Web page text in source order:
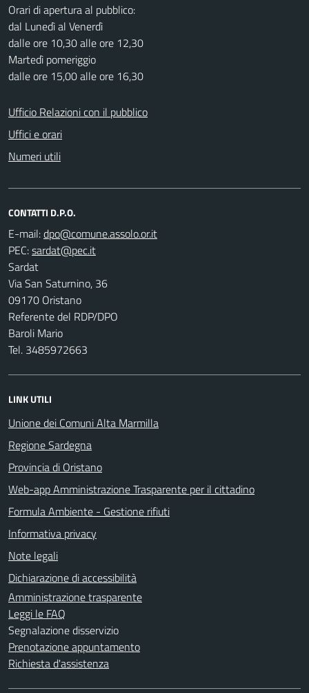
Orari di apertura al pubblico:
dal Lunedì al Venerdì
dalle ore 10,30 alle ore 12,30
Martedì pomeriggio
dalle ore 15,00 alle ore 16,30
Ufficio Relazioni con il pubblico
Uffici e orari
Numeri utili
CONTATTI D.P.O.
E-mail:
PEC:
Sardat
Via San Saturnino, 36
09170 Oristano
Referente del RDP/DPO
Baroli Mario
Tel. 3485972663
LINK UTILI
Unione dei Comuni Alta Marmilla
Regione Sardegna
Provincia di Oristano
Web-app Amministrazione Trasparente per il cittadino
Formula Ambiente - Gestione rifiuti
Informativa privacy
Note legali
Dichiarazione di accessibilità
Amministrazione trasparente
Leggi le FAQ
Segnalazione disservizio
Prenotazione appuntamento
Richiesta d'assistenza